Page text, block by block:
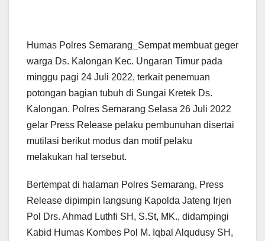
Humas Polres Semarang_Sempat membuat geger
warga Ds. Kalongan Kec. Ungaran Timur pada
minggu pagi 24 Juli 2022, terkait penemuan
potongan bagian tubuh di Sungai Kretek Ds.
Kalongan. Polres Semarang Selasa 26 Juli 2022
gelar Press Release pelaku pembunuhan disertai
mutilasi berikut modus dan motif pelaku
melakukan hal tersebut.
Bertempat di halaman Polres Semarang, Press
Release dipimpin langsung Kapolda Jateng Irjen
Pol Drs. Ahmad Luthfi SH, S.St, MK., didampingi
Kabid Humas Kombes Pol M. Iqbal Alqudusy SH,